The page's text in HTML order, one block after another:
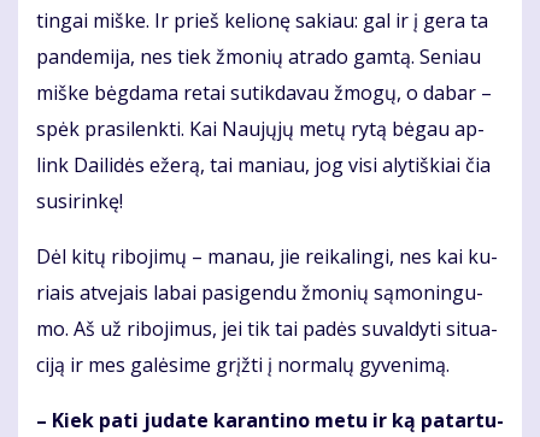
tin­gai miš­ke. Ir prieš ke­lio­nę sa­kiau: gal ir į ge­ra ta
pan­de­mi­ja, nes tiek žmo­nių at­ra­do gam­tą. Se­niau
miš­ke bėg­da­ma re­tai su­tik­da­vau žmo­gų, o da­bar –
spėk pra­si­lenk­ti. Kai Nau­jų­jų me­tų ry­tą bė­gau ap­
link Dai­li­dės eže­rą, tai ma­niau, jog vi­si aly­tiš­kiai čia
susi­rin­kę!
Dėl ki­tų ri­bo­ji­mų – ma­nau, jie rei­ka­lin­gi, nes kai ku­
riais at­ve­jais la­bai pa­si­gen­du žmo­nių są­mo­nin­gu­
mo. Aš už ri­bo­ji­mus, jei tik tai pa­dės su­val­dy­ti si­tu­a­
ci­ją ir mes ga­lė­si­me grįž­ti į nor­ma­lų gy­ve­ni­mą.
– Kiek pa­ti ju­da­te ka­ran­ti­no me­tu ir ką pa­tar­tu­